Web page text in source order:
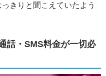
きりと聞こえていたよう
話・SMS料金が一切必